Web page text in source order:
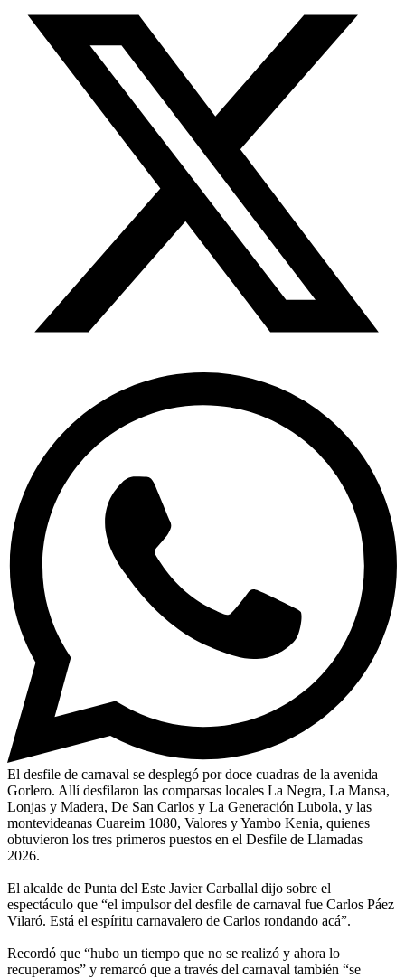
El desfile de carnaval se desplegó por doce cuadras de la avenida
Gorlero. Allí desfilaron las comparsas locales La Negra, La Mansa,
Lonjas y Madera, De San Carlos y La Generación Lubola, y las
montevideanas Cuareim 1080, Valores y Yambo Kenia, quienes
obtuvieron los tres primeros puestos en el Desfile de Llamadas
2026.
El alcalde de Punta del Este Javier Carballal dijo sobre el
espectáculo que “el impulsor del desfile de carnaval fue Carlos Páez
Vilaró. Está el espíritu carnavalero de Carlos rondando acá”.
Recordó que “hubo un tiempo que no se realizó y ahora lo
recuperamos” y remarcó que a través del carnaval también “se